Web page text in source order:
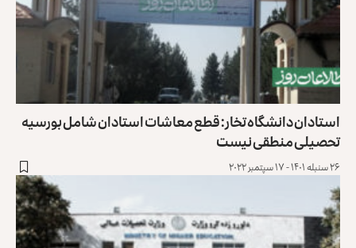
استادان دانشگاه تخار: قطع معاشات استادان شامل بورسیه
تحصیلی منطقی نیست
۲۶ سنبله ۱۴۰۱ - ۱۷ سپتمبر ۲۰۲۲